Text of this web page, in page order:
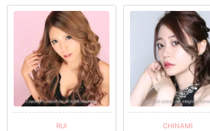
RUI CHINAMI